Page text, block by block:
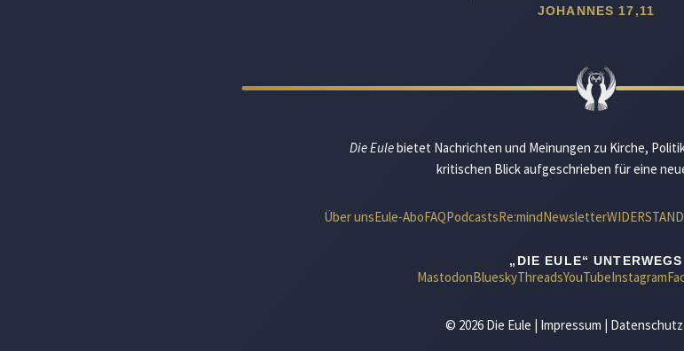
JOHANNES 17,11
Die Eulebietet Nachrichten und Meinungen zu Kirche,
kritischen Blick aufgeschrieben für eine
Über unsEule-AboFAQPodcastsRe:mindNewsletter
„DIE EULE“ UNTERWEGS
MastodonBlueskyThreadsYouTubeInstagram
© 2026 Die Eule | Impressum |